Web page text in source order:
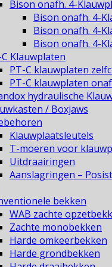
Bison onafh. 4-
Bison onafh. 4-
Bison onafh. 4-
Bison onafh. 4-
Klauwplaten
PT-C klauwplaten
PT-C klauwplaten
hydraulische
/ Boxjaws
Klauwplaatsleutels
T-moeren voor
Uitdraairingen
Aanslagringen –
bekken
WAB zachte
Zachte monobekken
Harde omkeerbekken
Harde grondbekken